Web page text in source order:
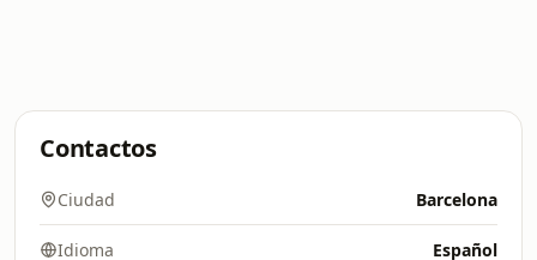
Contactos
Ciudad Barcelona
Idioma Español